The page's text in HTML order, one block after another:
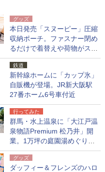
グッズ
本日発売「スヌーピー」圧縮
収納ポーチ。ファスナー閉め
るだけで着替えや荷物がスリ
ムにまとまる
鉄道
新幹線ホームに「カップ氷」
自販機が登場。JR新大阪駅
27番ホーム6号車付近
行ってみた
群馬・水上温泉に「大江戸温
泉物語Premium 松乃井」開
業。1万坪の庭園湯めぐり＆
豪華バイキングを体験してき
た！
グッズ
ダッフィー＆フレンズのハロ